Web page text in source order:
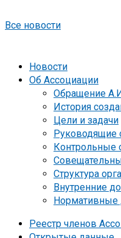
Все новости
Новости
Об Ассоциации
Обращение
История
Цели и задачи
Руководящие
Контрольные
Структура
Внутренние
Нормативные
Реестр членов